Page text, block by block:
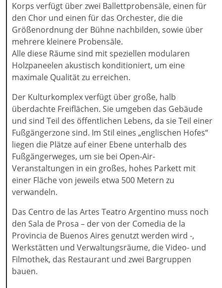
Korps verfügt über zwei Ballettprobensäle, einen für
den Chor und einen für das Orchester, die die
Größenordnung der Bühne nachbilden, sowie über
mehrere kleinere Probensäle.
Alle diese Räume sind mit speziellen modularen
Holzpaneelen akustisch konditioniert, um eine
maximale Qualität zu erreichen.
Der Kulturkomplex verfügt über große, halb
überdachte Freiflächen. Sie umgeben das Gebäude
und sind Teil des öffentlichen Lebens, da sie Teil einer
Fußgängerzone sind. Im Stil eines „englischen Hofes“
liegen die Plätze auf einer Ebene unterhalb des
Fußgängerweges, um sie bei Open-Air-
Veranstaltungen in ein großes, hohes Parkett mit
einer Fläche von jeweils etwa 500 Metern zu
verwandeln.
Das Centro de las Artes Teatro Argentino muss noch
den Sala de Prosa – der von der Comedia de la
Provincia de Buenos Aires genutzt werden wird -,
Werkstätten und Verwaltungsräume, die Video- und
Filmothek, das Restaurant und zwei Bargruppen
bauen.